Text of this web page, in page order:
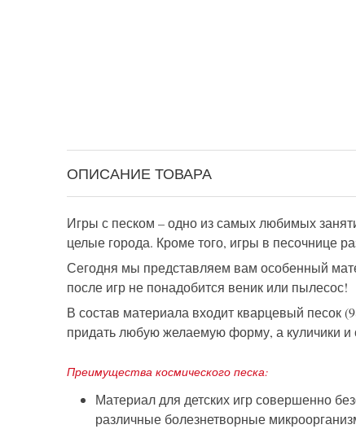
ОПИСАНИЕ ТОВАРА
Игры с песком – одно из самых любимых
целые города. Кроме того, игры в песочнице
Сегодня мы представляем вам особенный
после игр не понадобится веник или пылесос!
В состав материала входит кварцевый песок
придать любую желаемую форму, а куличики и
Преимущества космического песка:
Материал для детских игр совершенно
различные болезнетворные